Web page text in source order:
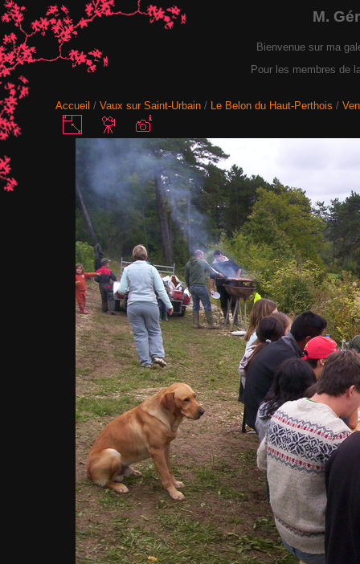
M.
Bienvenue sur ma
Pour les membres de
Accueil / Vaux sur Saint-Urbain/ Le Belon du Haut-Perthois /